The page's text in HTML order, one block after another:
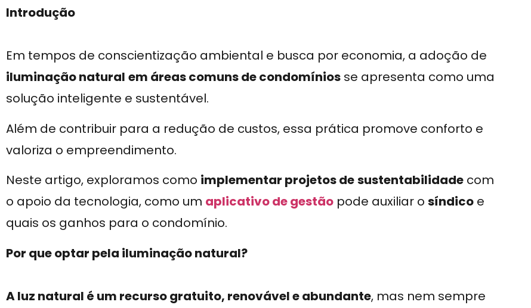
Introdução
Em tempos de conscientização ambiental e busca por economia, a adoção de
iluminação natural em áreas comuns de condomínios se apresenta como uma
solução inteligente e sustentável.
Além de contribuir para a redução de custos, essa prática promove conforto e
valoriza o empreendimento.
Neste artigo, exploramos como implementar projetos desustentabilidade com
o apoio da tecnologia, como um aplicativo de gestão pode auxiliar o síndico e
quais os ganhos para o condomínio.
Por que optar pela iluminação natural?
A luz natural é um recurso gratuito, renovável e abundante, mas nem sempre